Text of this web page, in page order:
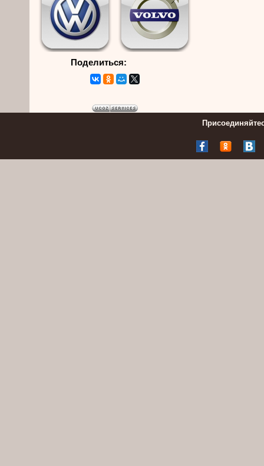
Поделиться: